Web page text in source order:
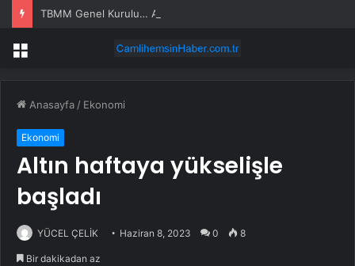
Menü
Anasayfa / Ekonomi
Ekonomi
Altın haftaya yükselişle
başladı
YÜCEL ÇELİK Haziran 8, 2023 0 8
Bir dakikadan az